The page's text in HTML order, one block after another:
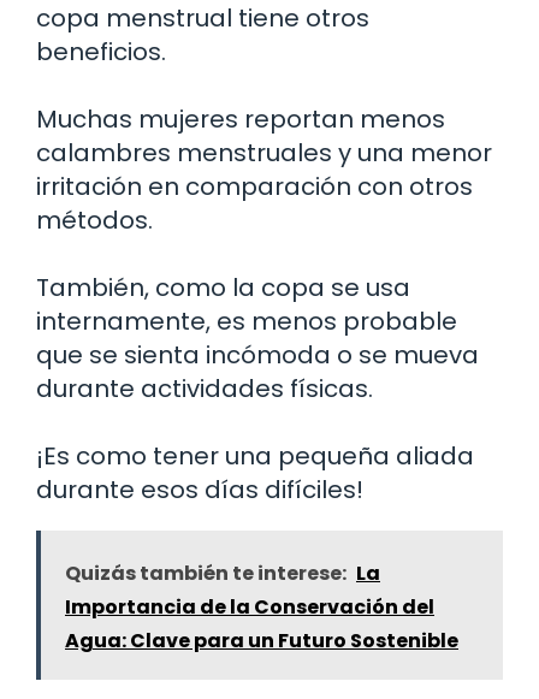
copa menstrual tiene otros
beneficios.
Muchas mujeres reportan menos
calambres menstruales y una menor
irritación en comparación con otros
métodos.
También, como la copa se usa
internamente, es menos probable
que se sienta incómoda o se mueva
durante actividades físicas.
¡Es como tener una pequeña aliada
durante esos días difíciles!
Quizás también te interese: La
Importancia de la Conservación del
Agua: Clave para un Futuro Sostenible